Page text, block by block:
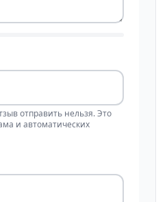
отправить нельзя. Это
и автоматических